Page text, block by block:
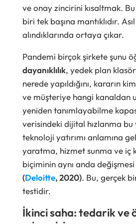
ve onay zincirini kısaltmak.
biri tek başına mantıklıdır.
alındıklarında ortaya çıkar.
Pandemi birçok şirkete şunu
dayanıklılık, yedek plan
nerede yapıldığını, kararın
ve müşteriye hangi kanaldan
yeniden tanımlayabilme
verisindeki dijital hızlanma bu
teknoloji yatırımı anlamına
yaratma, hizmet sunma ve iç
biçiminin aynı anda
(Deloitte, 2020). Bu, gerçek
testidir.
İkinci saha: tedarik ve